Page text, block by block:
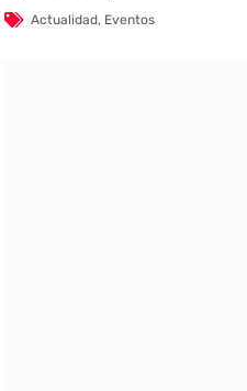
Actualidad, Eventos